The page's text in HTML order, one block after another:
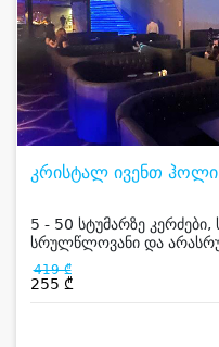
კრისტალ ივენთ ჰოლი
5 - 50 სტუმარზე კერძები,
სრულწლოვანი და
419 ₾
255 ₾